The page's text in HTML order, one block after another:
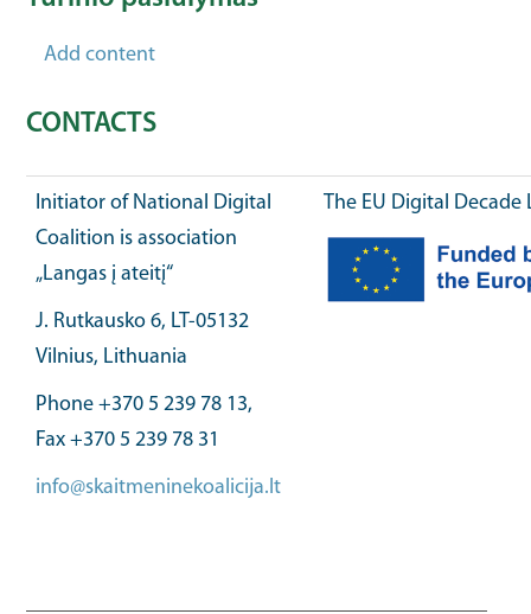
Add content
CONTACTS
Initiator of National Digital
Coalition is association
„Langas į ateitį“
J. Rutkausko 6, LT-05132
Vilnius, Lithuania
Phone +370 5 239 78 13,
Fax +370 5 239 78 31
info@skaitmeninekoalicija.lt
The EU Digital Decade